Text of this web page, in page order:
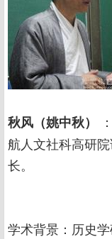
秋风（姚中秋）
航人文社科高研
长。
学术背景：历史